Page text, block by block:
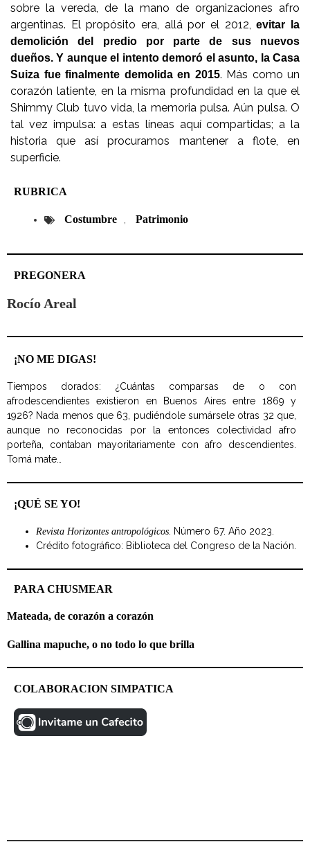
sobre la vereda, de la mano de organizaciones afro
argentinas. El propósito era, allá por el 2012,evitar la
demolición del predio por parte de sus nuevos
dueños. Y aunque el intento demoró el asunto, la Casa
Suiza fue finalmente demolida en 2015. Más como un
corazón latiente, en la misma profundidad en la que el
Shimmy Club tuvo vida, la memoria pulsa. Aún pulsa. O
tal vez impulsa: a estas líneas aquí compartidas; a la
historia que así procuramos mantener a flote, en
superficie.
RUBRICA
Costumbre Patrimonio
PREGONERA
Rocío Areal
¡NO ME DIGAS!
Tiempos dorados: ¿Cuántas comparsas de o con
afrodescendientes existieron en Buenos Aires entre 1869 y
1926? Nada menos que 63, pudiéndole sumársele otras 32 que,
aunque no reconocidas por la entonces colectividad afro
porteña, contaban mayoritariamente con afro descendientes.
Tomá mate…
¡QUÉ SE YO!
Revista Horizontes antropológicos. Número 67. Año 2023.
Crédito fotográfico: Biblioteca del Congreso de la Nación.
PARA CHUSMEAR
Mateada, de corazón a corazón
Gallina mapuche, o no todo lo que brilla
COLABORACION SIMPATICA